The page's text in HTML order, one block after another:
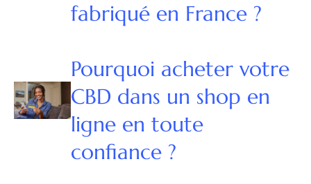
fabriqué en France ?
Pourquoi acheter votre
CBD dans un shop en
ligne en toute
confiance ?